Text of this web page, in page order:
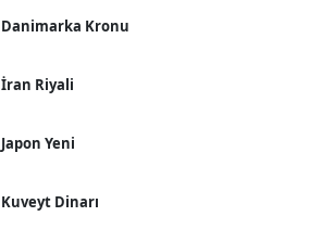
Danimarka Kronu
İran Riyali
Japon Yeni
Kuveyt Dinarı